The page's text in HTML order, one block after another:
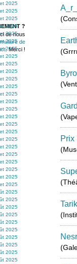
2025
2025
2025
2025
2025
2025
2025
2025
2025
2025
2025
2025
2025
2025
2025
2025
2025
2025
2025
2025
2025
2025
2025
2025
2025
2025
2025
2025
2025
2025
2025
2025
2025
2025
2025
?
de nous
de
. Merci !
Prix